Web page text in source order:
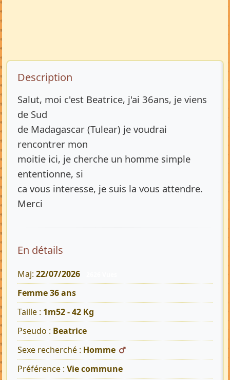
Description de l’annonce
Description
Salut, moi c'est Beatrice, j'ai 36ans, je viens
de Sud
de Madagascar (Tulear) je voudrai
rencontrer mon
moitie ici, je cherche un homme simple
ententionne, si
ca vous interesse, je suis la vous attendre.
Merci
En détails
Maj: 22/07/2026
Femme 36 ans
Taille : 1m52 - 42 Kg
Pseudo : Beatrice
Sexe recherché : Homme
Préférence : Vie commune